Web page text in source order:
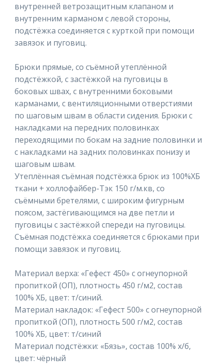
внутренней ветрозащитным клапаном и
внутренним карманом с левой стороны,
подстёжка соединяется с курткой при помощи
завязок и пуговиц.
Брюки прямые, со съёмной утеплённой
подстёжкой, с застёжкой на пуговицы в
боковых швах, с внутренними боковыми
карманами, с вентиляционными отверстиями
по шаговым швам в области сидения. Брюки с
накладками на передних половинках
переходящими по бокам на задние половинки и
с накладками на задних половинках понизу и
шаговым швам.
Утеплённая съёмная подстёжка брюк из 100%ХБ
ткани + холлофайбер-Тэк 150 г/м.кв, со
съёмными бретелями, с широким фигурным
поясом, застёгивающимся на две петли и
пуговицы с застёжкой спереди на пуговицы.
Съёмная подстёжка соединяется с брюками при
помощи завязок и пуговиц.
Материал верха: «Гефест 450» с огнеупорной
пропиткой (ОП), плотность 450 г/м2, состав
100% ХБ, цвет: т/синий.
Материал накладок: «Гефест 500» с огнеупорной
пропиткой (ОП), плотность 500 г/м2, состав
100% ХБ, цвет: т/синий
Материал подстёжки: «Бязь», состав 100% х/б,
цвет: чёрный